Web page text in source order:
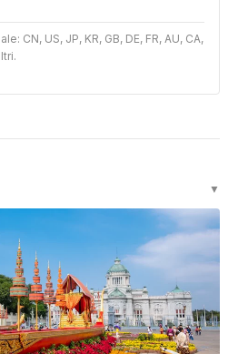
CN, US, JP, KR, GB, DE, FR, AU, CA,
▼